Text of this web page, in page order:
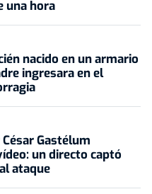
una hora
nacido en un armario
ingresara en el
Gastélum
un directo captó
ataque